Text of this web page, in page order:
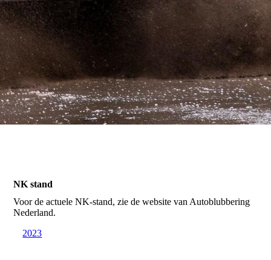
NK stand
Voor de actuele NK-stand, zie de website van Autoblubbering
Nederland.
2023
Contact